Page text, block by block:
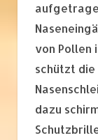
von Pollen
schützt
dazu